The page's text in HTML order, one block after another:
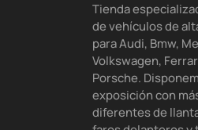
Tienda
de vehículos de
para Audi, Bmw,
Volkswagen,
Porsche.
exposición con
diferentes de